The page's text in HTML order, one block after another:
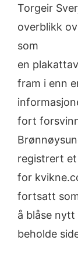
Torgeir
overblikk
som
en
fram i enn
fort
registrert
for
fortsatt
å blåse nytt
beholde